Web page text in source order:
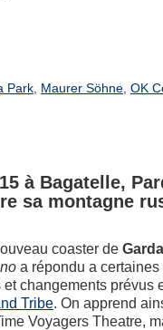
Park, Maurer Söhne, OK
à Bagatelle,
sa montagne
coaster de
a répondu a certaines
changements prévus
Tribe. On apprend
Voyagers Theatre,